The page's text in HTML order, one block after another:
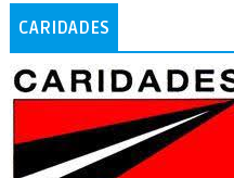
CARIDADES